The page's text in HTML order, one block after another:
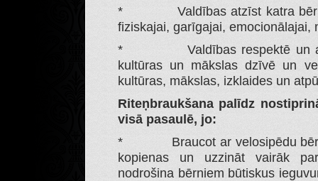
* Valdības atzīst katra bērna
fiziskajai, garīgajai,
* Valdības respektē un
kultūras un mākslas dzīvē un
kultūras, mākslas, izklaides un
Riteņbraukšana palīdz
visā pasaulē, jo:
* Braucot ar velosipēdu bērni
kopienas un uzzināt vairāk
nodrošina bērniem būtiskus